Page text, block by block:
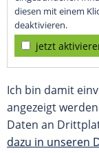
diesen mit einem
deaktivieren.
jetzt
Ich bin damit
angezeigt
Daten an
dazu in unseren